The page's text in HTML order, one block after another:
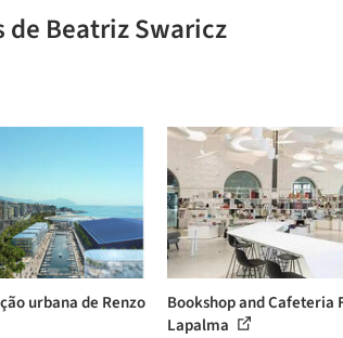
Beatriz Swaricz
urbana de Renzo
Bookshop and Cafeteria
Lapalma